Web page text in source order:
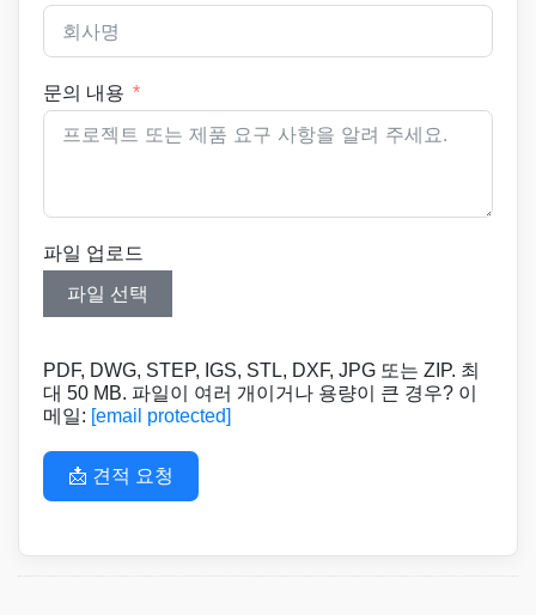
문의 내용
파일 업로드
파일 선택
PDF, DWG, STEP, IGS, STL, DXF, JPG 또는 ZIP. 최
대 50 MB. 파일이 여러 개이거나 용량이 큰 경우? 이
메일: [email protected]
📩 견적 요청